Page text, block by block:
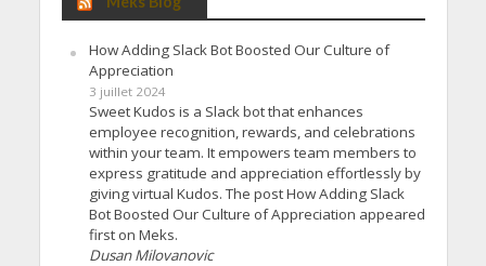
How Adding Slack Bot Boosted Our Culture of
Appreciation
3 juillet 2024
Sweet Kudos is a Slack bot that enhances
employee recognition, rewards, and celebrations
within your team. It empowers team members to
express gratitude and appreciation effortlessly by
giving virtual Kudos. The post How Adding Slack
Bot Boosted Our Culture of Appreciation appeared
first on Meks.
Dusan Milovanovic